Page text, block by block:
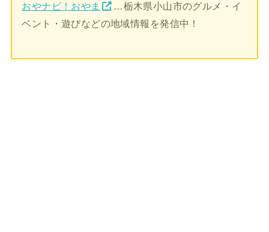
おやナビ！おやま
…栃木県小山市のグルメ・イ
ベント・遊びなどの地域情報を発信中！